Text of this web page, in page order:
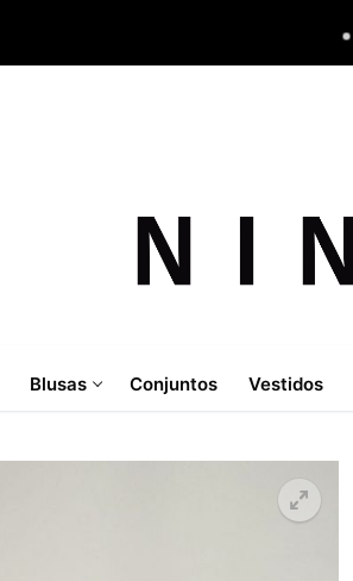
Blusas Conjuntos Vestidos